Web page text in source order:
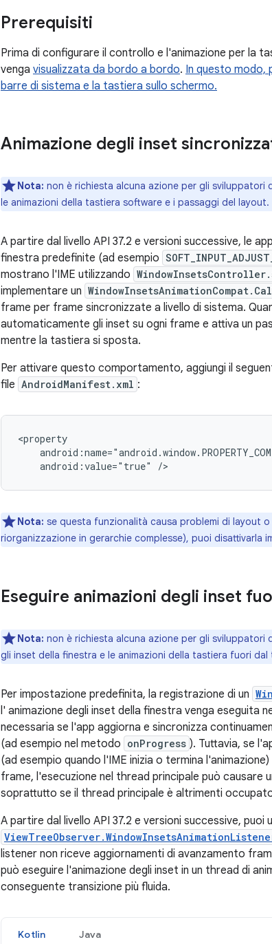
Prerequisiti
Prima di configurare il controllo e l'animazione per la
venga visualizzata da bordo a bordo. In questo modo,
barre di sistema e la tastiera sullo schermo.
Animazione degli inset
Nota: non è richiesta alcuna azione per gli
le animazioni della tastiera software e i passaggi del layout.
A partire dal livello API 37.2 e versioni successive, le
finestra predefinite (ad esempio
mostrano l'IME utilizzando
implementare un
frame per frame sincronizzate a livello di sistema.
automaticamente gli inset su ogni frame e attiva un
mentre la tastiera si sposta.
Per attivare questo comportamento, aggiungi il
file AndroidManifest.xml :
android:value="true"
Nota: se questa funzionalità causa problemi di layout
riorganizzazione in gerarchie complesse), puoi disattivarla
Eseguire animazioni degli inset
Nota: non è richiesta alcuna azione per gli
gli inset della finestra e le animazioni della tastiera fuori
Per impostazione predefinita, la registrazione di un
l' animazione degli inset della finestra venga eseguita
necessaria se l'app aggiorna e sincronizza
(ad esempio nel metodo onProgress ). Tuttavia, se
(ad esempio quando l'IME inizia o termina
frame, l'esecuzione nel thread principale può causare
soprattutto se il thread principale è altrimenti
A partire dal livello API 37.2 e versioni successive, puoi
listener non riceve aggiornamenti di avanzamento
può eseguire l'animazione degli inset in un thread di
conseguente transizione più fluida.
Kotlin Java